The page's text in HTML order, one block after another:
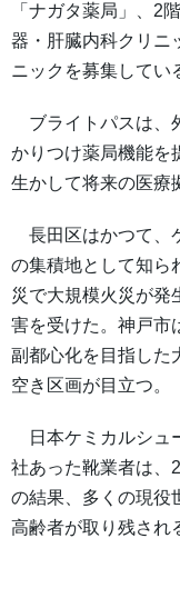
「ナガタ薬局」、2
器・肝臓内科クリニ
ニックを募集してい
ブライトパスは、
かりつけ薬局機能を
生かして将来の医療
長田区はかつて、
の集積地として知ら
災で大規模火災が発
害を受けた。神戸市
副都心化を目指した
空き区画が目立つ。
日本ケミカルシュ
社あった靴業者は、
の結果、多くの現役
高齢者が取り残され